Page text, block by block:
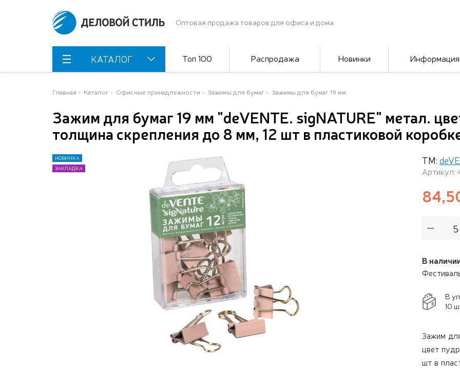
Оптовая продажа товаров для офиса и дома
КАТАЛОГ Топ 100 Распродажа Новинки Информация
Главная Каталог Офисные принадлежности Зажимы для бумаг Зажимы для бумаг 19 мм
Зажим для бумаг 19 мм "deVENTE. sigNATURE" метал.
толщина скрепления до 8 мм, 12 шт в пластиковой
НОВИНКА
ЗАКЛАДКА
НОВИНКА
ЗАКЛАДКА
ТМ:
Артикул:
В
В
10
Зажим
цвет
шт в